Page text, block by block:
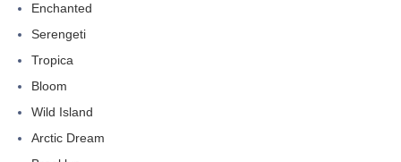
Enchanted
Serengeti
Tropica
Bloom
Wild Island
Arctic Dream